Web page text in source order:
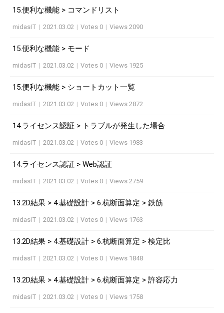
15.便利な機能 > コマンドリスト
midasIT | 2021.03.02 | Votes 0 | Views 2090
15.便利な機能 > モード
midasIT | 2021.03.02 | Votes 0 | Views 1925
15.便利な機能 > ショートカット一覧
midasIT | 2021.03.02 | Votes 0 | Views 2872
14.ライセンス認証 > トラブルが発生した場合
midasIT | 2021.03.02 | Votes 0 | Views 1983
14.ライセンス認証 > Web認証
midasIT | 2021.03.02 | Votes 0 | Views 2759
13.2D結果 > 4.基礎設計 > 6.杭断面算定 > 鉄筋
midasIT | 2021.03.02 | Votes 0 | Views 1763
13.2D結果 > 4.基礎設計 > 6.杭断面算定 > 検定比
midasIT | 2021.03.02 | Votes 0 | Views 1848
13.2D結果 > 4.基礎設計 > 6.杭断面算定 > 許容応力
midasIT | 2021.03.02 | Votes 0 | Views 1758